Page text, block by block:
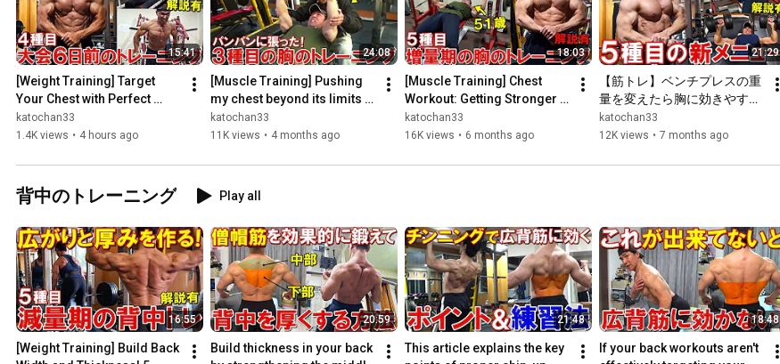
#減量
#ダイエット
15:41
[Weight Training] Target
Your Chest with Perfect
Form! A 6-Days-Out
Workout to Exhaust the
katochan33
1.4K views • 4 hours ago
24:08
[Muscle Training] Pushing
my chest beyond its limits
with the help of my mentor!
A workout that l...
katochan33
11K views • 4 months ago
18:03
[Muscle Training] Chest
Workout: Getting Stronger at
Bench Press in My 50s Than
in My 40s! Why I’...
katochan33
16K views • 6 months ago
21:29
【筋トレ】ベンチプレスの重
量を変えたら胸に効きやすく
なった！5種目で大胸筋全体
を鍛える増量期のトレーニン
katochan33
12K views • 7 months ago
背中のトレーニング Play all
16:55
[Weight Training] Build Back
20:59
Build thickness in your back
21:48
This article explains the key
18:48
If your back workouts aren't